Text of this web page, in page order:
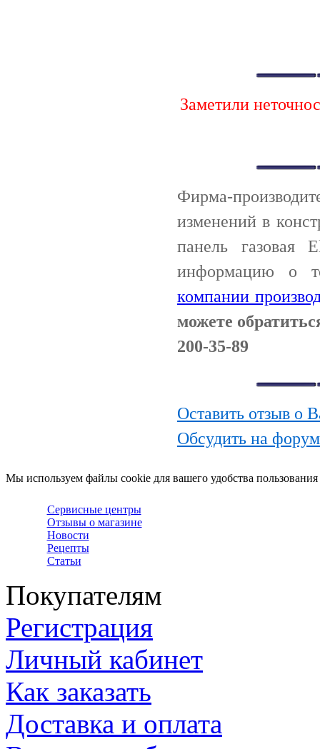
Заметили
Фирма-
изменений в
панель газовая
информацию о
компании
можете
200-35-89
Оставить отзыв о
Обсудить на
Мы используем файлы cookie для вашего удобства
Сервисные центры
Отзывы о магазине
Новости
Рецепты
Статьи
Покупателям
Регистрация
Личный кабинет
Как заказать
Доставка и оплата